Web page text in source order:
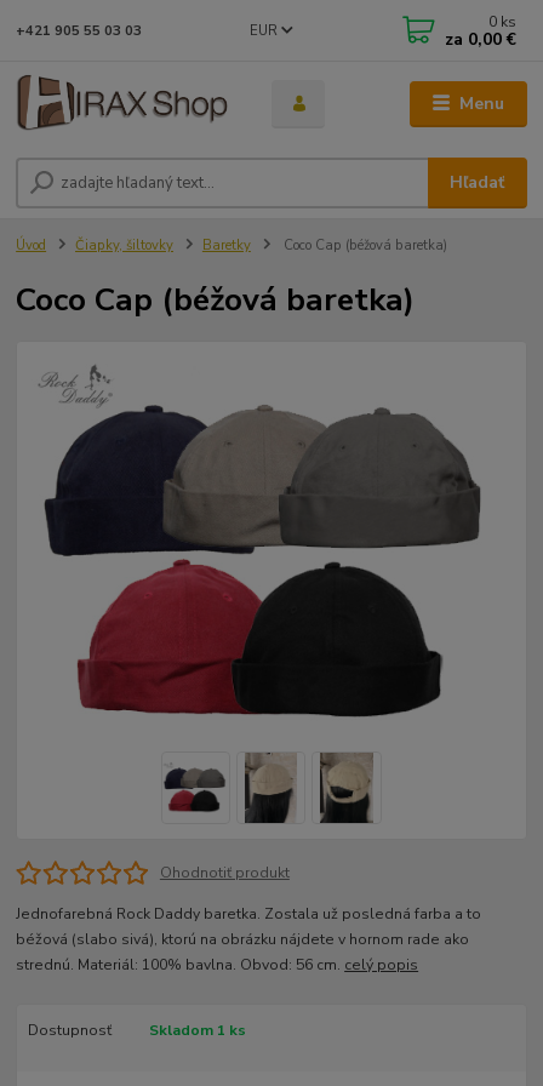
Menu
EUR
Hľadať
+421 905 55 03 03 0 ks
za 0,00 €
Úvod Čiapky, šiltovky Baretky Coco Cap (béžová baretka)
Coco Cap (béžová baretka)
Ohodnotiť produkt
Jednofarebná Rock Daddy baretka. Zostala už posledná farba a to
béžová (slabo sivá), ktorú na obrázku nájdete v hornom rade ako
strednú. Materiál: 100% bavlna. Obvod: 56 cm. celý popis
Dostupnosť Skladom 1 ks